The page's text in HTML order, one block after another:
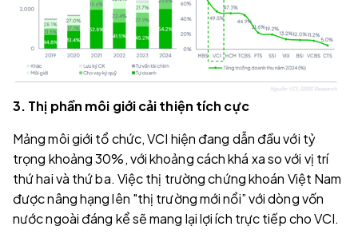
3. Thị phần môi giới cải thiện tích cực
Mảng môi giới tổ chức, VCI hiện đang dẫn đầu với tỷ
trọng khoảng 30%, với khoảng cách khá xa so với vị trí
thứ hai và thứ ba. Việc thị trường chứng khoán Việt Nam
được nâng hạng lên "thị trường mới nổi” với dòng vốn
nước ngoài đáng kể sẽ mang lại lợi ích trực tiếp cho VCI.